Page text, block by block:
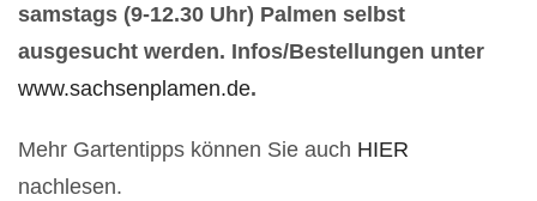
samstags (9-12.30 Uhr) Palmen selbst
ausgesucht werden. Infos/Bestellungen unter
www.sachsenplamen.de.
Mehr Gartentipps können Sie auch HIER
nachlesen.